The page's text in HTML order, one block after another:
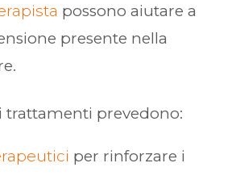
possono aiutare a
presente nella
trattamenti prevedono:
per rinforzare i